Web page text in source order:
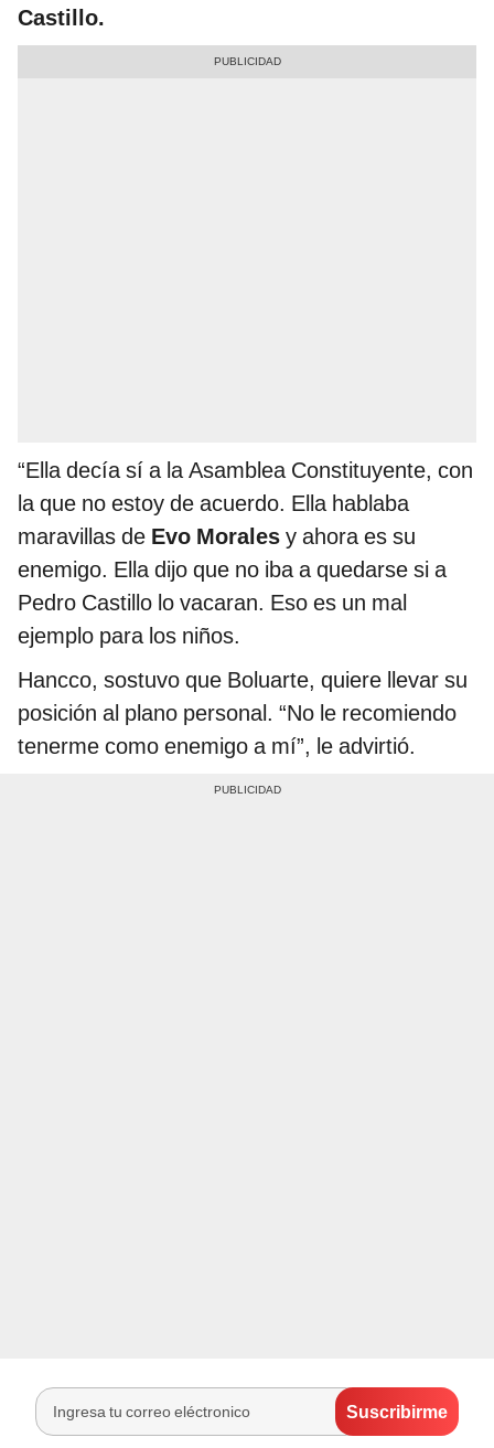
Castillo.
“Ella decía sí a la Asamblea Constituyente, con
la que no estoy de acuerdo. Ella hablaba
maravillas de Evo Morales y ahora es su
enemigo. Ella dijo que no iba a quedarse si a
Pedro Castillo lo vacaran. Eso es un mal
ejemplo para los niños.
Hancco, sostuvo que Boluarte, quiere llevar su
posición al plano personal. “No le recomiendo
tenerme como enemigo a mí”, le advirtió.